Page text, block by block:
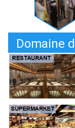
Domaine